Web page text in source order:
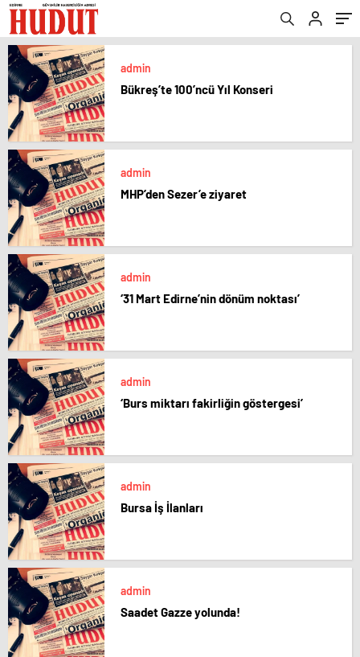
admin
Bükreş’te 100’ncü Yıl Konseri
admin
MHP’den Sezer’e ziyaret
admin
‘31 Mart Edirne’nin dönüm noktası’
admin
‘Burs miktarı fakirliğin göstergesi’
admin
Bursa İş İlanları
admin
Saadet Gazze yolunda!